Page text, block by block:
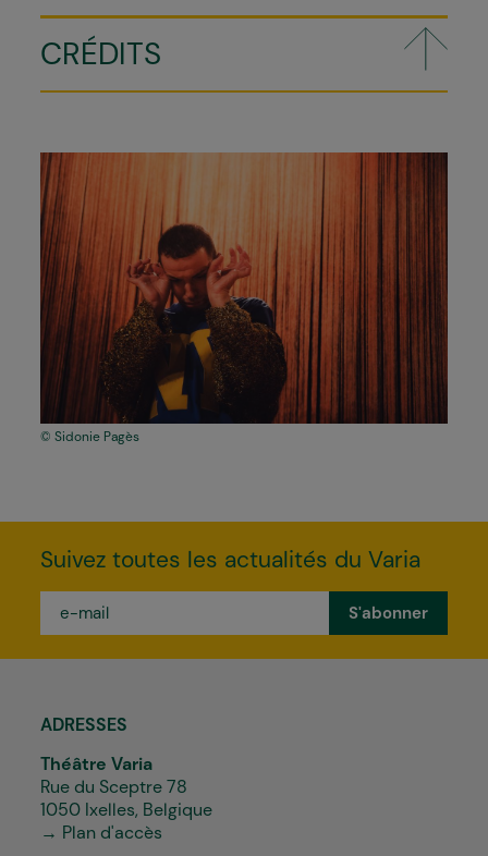
Sidonie Pagès
CRÉDITS
Suivez toutes les actualités du Varia
mail
ADRESSES
Théâtre Varia
Rue du Sceptre 78
1050 Ixelles, Belgique
→ Plan d'accès